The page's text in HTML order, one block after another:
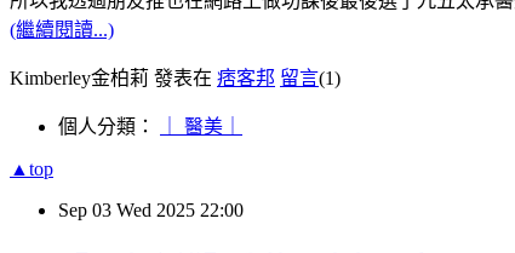
(繼續閱讀...)
Kimberley金柏莉 發表在 痞客邦 留言(1)
個人分類： ｜ 醫美｜
▲top
Sep 03 Wed 2025 22:00